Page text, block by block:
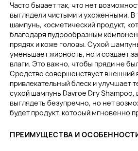
Часто бывает так, что нет
выглядели чистыми и ухоженными. В
шампунь, косметический продукт,
благодаря пудрообразным
прядях и коже головы. Сухой
уменьшает жирность, но и создает
влаги. Это важно, чтобы пряди не
Средство совершенствует внешний
привлекательный блеск и улучшает
сухой шампунь Davroe Dry
выглядеть безупречно, но нет
будет продукт, который мгновенно
ПРЕИМУЩЕСТВА И ОСОБЕННОСТИ